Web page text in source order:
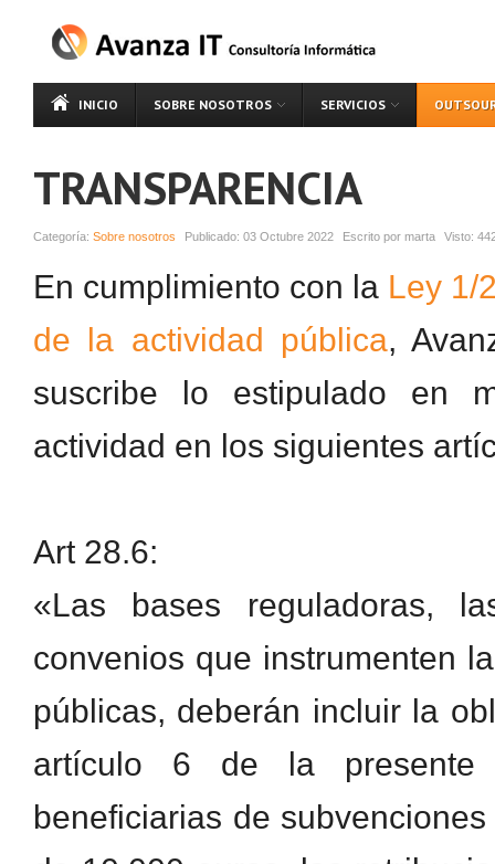
INICIO SOBRE NOSOTROS SERVICIOS
TRANSPARENCIA
Categoría: Sobre nosotros Publicado: 03 Octubre 2022 Escrito por marta Visto:
En cumplimiento con la Ley 1/
de la actividad pública,
suscribe lo estipulado en
actividad en los siguientes
Art 28.6:
«Las bases reguladoras,
convenios que instrumenten
públicas, deberán incluir la
artículo 6 de la presente
beneficiarias de